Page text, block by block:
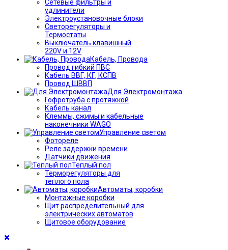
Сетевые фильтры и
удлинители
Электроустановочные блоки
Светорегуляторы и
Термостаты
Выключатель клавишный
220V и 12V
Кабель, Провода
Провод гибкий ПВС
Кабель ВВГ, КГ, КСПВ
Провод ШВВП
Для Электромонтажа
Гофротруба с протяжкой
Кабель канал
Клеммы, сжимы и кабельные
наконечники WAGO
Управление светом
Фотореле
Реле задержки времени
Датчики движения
Теплый пол
Терморегуляторы для
теплого пола
Автоматы, коробки
Монтажные коробки
Щит распределительный для
электрических автоматов
Щитовое оборудование